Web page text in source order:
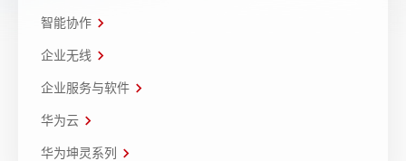
智能协作
企业无线
企业服务与软件
华为云
华为坤灵系列